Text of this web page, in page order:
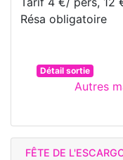
Résa obligatoire
Détail sortie
Autres
FÊTE DE